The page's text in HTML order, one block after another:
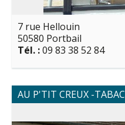
7 rue Hellouin
50580 Portbail
Tél. :09 83 38 52 84
AU P'TIT CREUX -TABAC